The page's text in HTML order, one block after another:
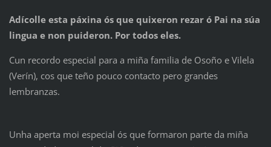
Adícolle esta páxina ós que quixeron rezar ó Pai na súa
lingua e non puideron. Por todos eles.
Cun recordo especial para a miña familia de Osoño e Vilela
(Verín), cos que teño pouco contacto pero grandes
lembranzas.
Unha aperta moi especial ós que formaron parte da miña